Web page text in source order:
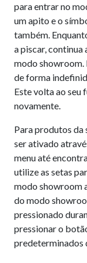
para entrar no
um apito e o
também.
a piscar, continua
modo showroom.
de forma
Este volta ao seu
novamente.
Para produtos da
ser ativado
menu até
utilize as setas
modo showroom
do modo
pressionado
pressionar o
predeterminados